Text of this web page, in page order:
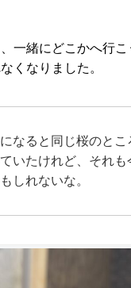
一緒にどこかへ行こ
くなりました。
なると同じ桜のとこ
いたけれど、それも
しれないな。